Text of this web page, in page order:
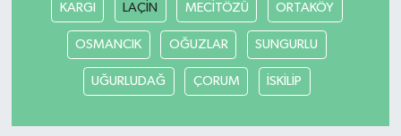
KARGI LAÇİN MECİTÖZÜ ORTAKÖY
OSMANCIK OĞUZLAR SUNGURLU
UĞURLUDAĞ ÇORUM İSKİLİP